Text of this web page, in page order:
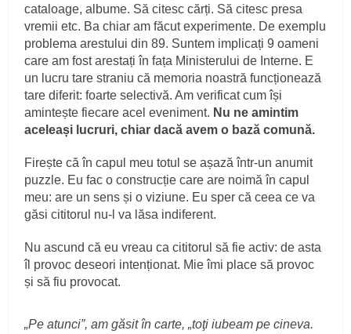
cataloage, albume. Să citesc cărți. Să citesc presa
vremii etc. Ba chiar am făcut experimente. De exemplu
problema arestului din 89. Suntem implicați 9 oameni
care am fost arestați în fața Ministerului de Interne. E
un lucru tare straniu că memoria noastră funcționează
tare diferit: foarte selectivă. Am verificat cum își
amintește fiecare acel eveniment. Nu ne amintim
aceleași lucruri, chiar dacă avem o bază comună.
Firește că în capul meu totul se așază într-un anumit
puzzle. Eu fac o construcție care are noimă în capul
meu: are un sens și o viziune. Eu sper că ceea ce va
găsi cititorul nu-l va lăsa indiferent.
Nu ascund că eu vreau ca cititorul să fie activ: de asta
îl provoc deseori intenționat. Mie îmi place să provoc
și să fiu provocat.
„Pe atunci”, am găsit în carte, „toţi iubeam pe cineva.